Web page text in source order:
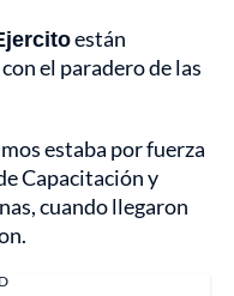
están
el paradero de las
estaba por fuerza
Capacitación y
cuando llegaron